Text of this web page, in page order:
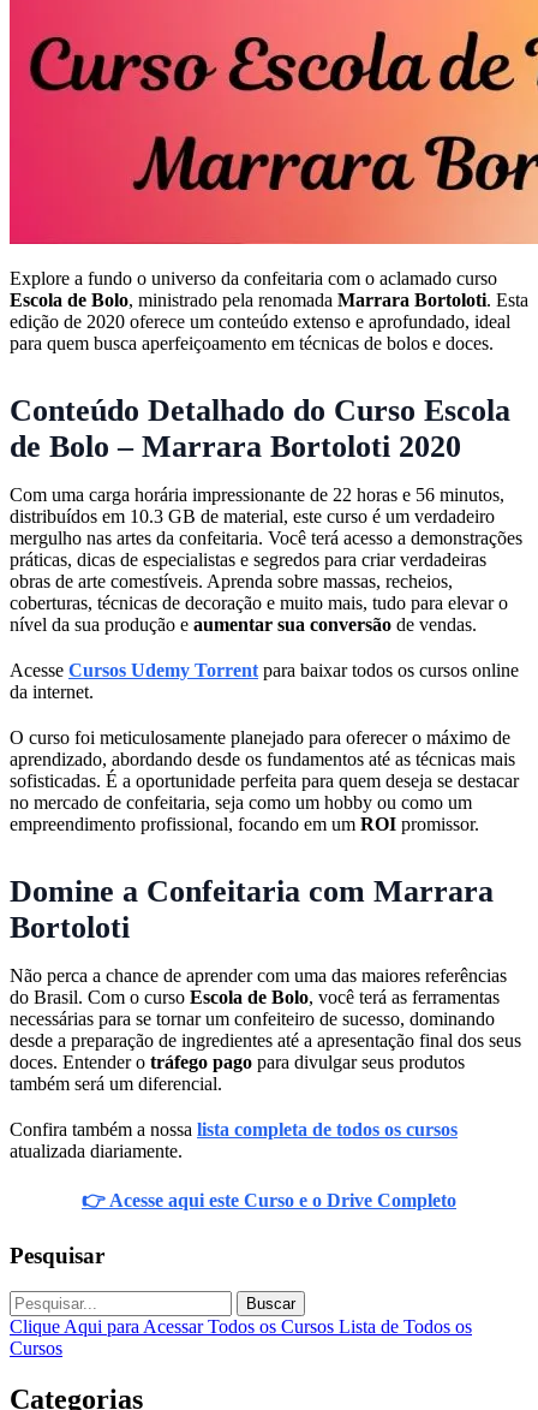
Explore a fundo o universo da confeitaria com o aclamado curso
Escola de Bolo, ministrado pela renomada Marrara Bortoloti. Esta
edição de 2020 oferece um conteúdo extenso e aprofundado, ideal
para quem busca aperfeiçoamento em técnicas de bolos e doces.
Conteúdo Detalhado do Curso Escola
de Bolo – Marrara Bortoloti 2020
Com uma carga horária impressionante de 22 horas e 56 minutos,
distribuídos em 10.3 GB de material, este curso é um verdadeiro
mergulho nas artes da confeitaria. Você terá acesso a demonstrações
práticas, dicas de especialistas e segredos para criar verdadeiras
obras de arte comestíveis. Aprenda sobre massas, recheios,
coberturas, técnicas de decoração e muito mais, tudo para elevar o
nível da sua produção e aumentar sua conversão de vendas.
Acesse Cursos Udemy Torrent para baixar todos os cursos online
da internet.
O curso foi meticulosamente planejado para oferecer o máximo de
aprendizado, abordando desde os fundamentos até as técnicas mais
sofisticadas. É a oportunidade perfeita para quem deseja se destacar
no mercado de confeitaria, seja como um hobby ou como um
empreendimento profissional, focando em um ROI promissor.
Domine a Confeitaria com Marrara
Bortoloti
Não perca a chance de aprender com uma das maiores referências
do Brasil. Com o curso Escola de Bolo, você terá as ferramentas
necessárias para se tornar um confeiteiro de sucesso, dominando
desde a preparação de ingredientes até a apresentação final dos seus
doces. Entender o tráfego pago para divulgar seus produtos
também será um diferencial.
Confira também a nossa lista completa de todos os cursos
atualizada diariamente.
👉 Acesse aqui este Curso e o Drive Completo
Pesquisar
Buscar
Clique Aqui para Acessar Todos os Cursos Lista de Todos os
Cursos
Categorias